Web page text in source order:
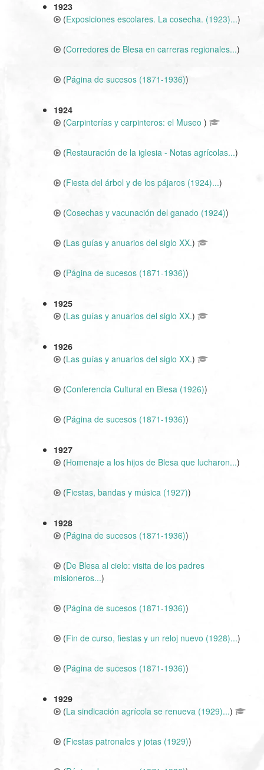
1923
(Exposiciones escolares. La cosecha. (1923)...)
(Corredores de Blesa en carreras regionales...)
(Página de sucesos (1871-1936))
1924
(Carpinterías y carpinteros: el Museo)
(Restauración de la iglesia - Notas agrícolas...)
(Fiesta del árbol y de los pájaros (1924)...)
(Cosechas y vacunación del ganado (1924))
(Las guías y anuarios del siglo XX.)
(Página de sucesos (1871-1936))
1925
(Las guías y anuarios del siglo XX.)
1926
(Las guías y anuarios del siglo XX.)
(Conferencia Cultural en Blesa (1926))
(Página de sucesos (1871-1936))
1927
(Homenaje a los hijos de Blesa que lucharon...)
(Fiestas, bandas y música (1927))
1928
(Página de sucesos (1871-1936))
(De Blesa al cielo: visita de los padres
misioneros...)
(Página de sucesos (1871-1936))
(Fin de curso, fiestas y un reloj nuevo (1928)...)
(Página de sucesos (1871-1936))
1929
(La sindicación agrícola se renueva (1929)...)
(Fiestas patronales y jotas (1929))